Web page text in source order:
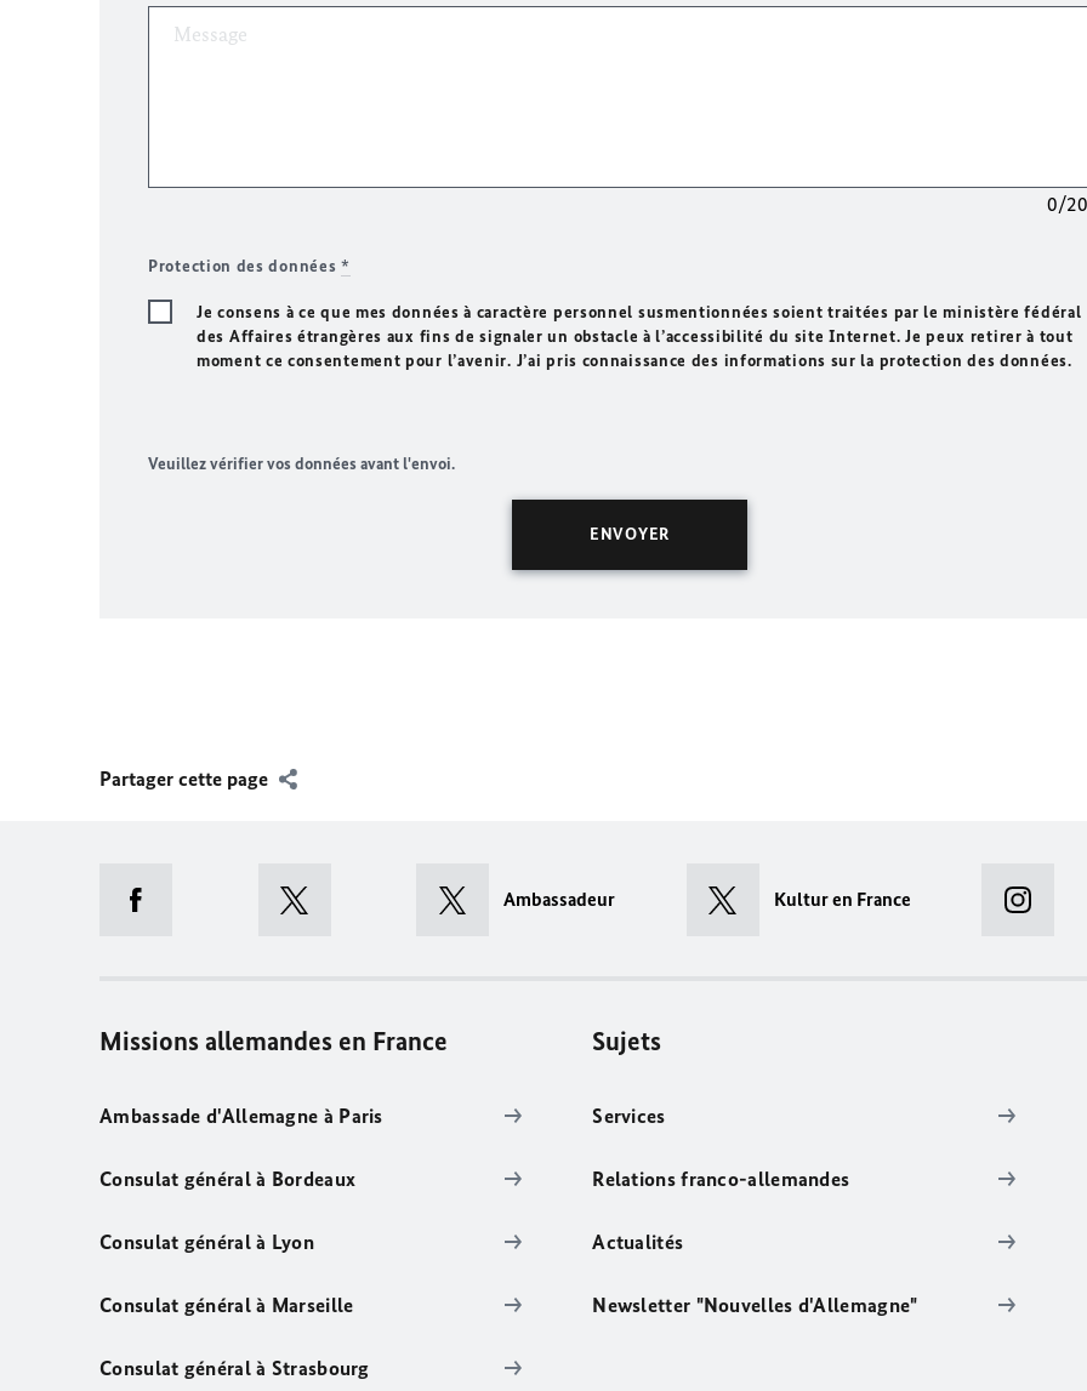
0/
Protection des données*
Je consens à ce que mes données à caractère personnel susmentionnées soient traitées par le ministère fédéral
des Affaires étrangères aux fins de signaler un obstacle à l’accessibilité du site Internet. Je peux retirer à tout
moment ce consentement pour l’avenir. J’ai pris connaissance des informations sur la protection des données.
Veuillez vérifier vos données avant l'envoi.
Partager cette page
Ambassadeur Kultur en France
Missions allemandes en France
Ambassade d'Allemagne à Paris
Consulat général à Bordeaux
Consulat général à Lyon
Consulat général à Marseille
Consulat général à Strasbourg
Sujets
Services
Relations franco-allemandes
Actualités
Newsletter "Nouvelles d'Allemagne"